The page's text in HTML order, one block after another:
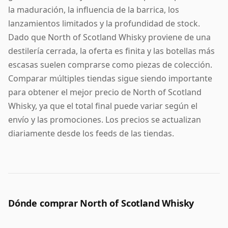
la maduración, la influencia de la barrica, los
lanzamientos limitados y la profundidad de stock.
Dado que North of Scotland Whisky proviene de una
destilería cerrada, la oferta es finita y las botellas más
escasas suelen comprarse como piezas de colección.
Comparar múltiples tiendas sigue siendo importante
para obtener el mejor precio de North of Scotland
Whisky, ya que el total final puede variar según el
envío y las promociones. Los precios se actualizan
diariamente desde los feeds de las tiendas.
Dónde comprar North of Scotland Whisky